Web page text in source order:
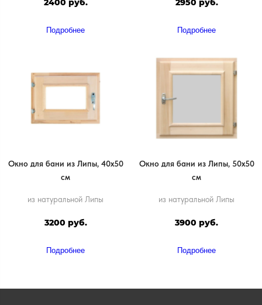
Подробнее Подробнее
Окно для бани из Липы, 40х50
см
из натуральной Липы
3200 руб.
Подробнее
Окно для бани из Липы, 50х50
см
из натуральной Липы
3900 руб.
Подробнее